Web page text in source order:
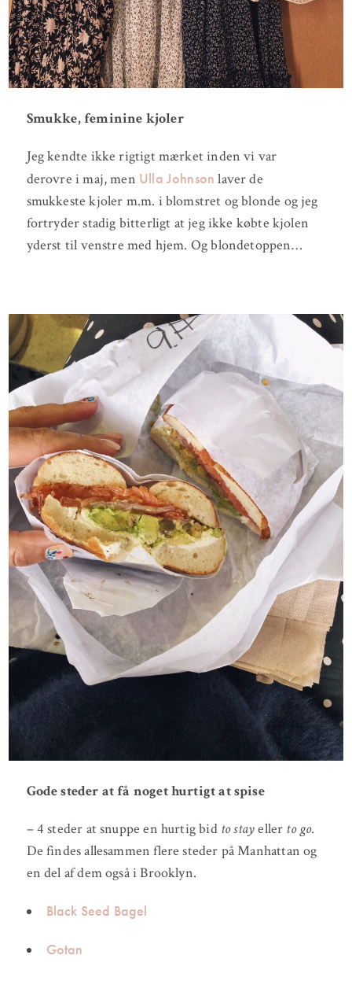
Smukke, feminine kjoler
Jeg kendte ikke rigtigt mærket inden vi var
derovre i maj, men Ulla Johnson laver de
smukkeste kjoler m.m. i blomstret og blonde og jeg
fortryder stadig bitterligt at jeg ikke købte kjolen
yderst til venstre med hjem. Og blondetoppen…
Gode steder at få noget hurtigt at spise
– 4 steder at snuppe en hurtig bid to stayeller to go.
De findes allesammen flere steder på Manhattan og
en del af dem også i Brooklyn.
Black Seed Bagel
Gotan